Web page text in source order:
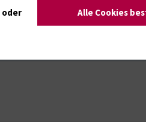
oder Alle Cookies